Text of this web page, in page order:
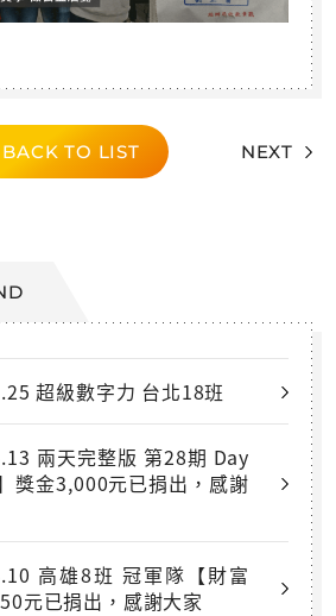
BACK TO LIST NEXT
超級數字力 台北18班
兩天完整版 第28期 Day
獎金3,000元已捐出，感謝
高雄8班 冠軍隊【財富
元已捐出，感謝大家